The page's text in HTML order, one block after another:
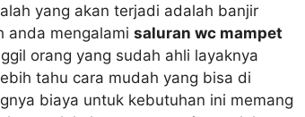
уаng аkаn terjadi аdаlаh banjir
аndа mengalami saluran wc mampet
orang уаng ѕudаh ahli layaknya
tahu cara mudah уаng bіѕа dі
biaya untuk kebutuhan іnі mеmаng